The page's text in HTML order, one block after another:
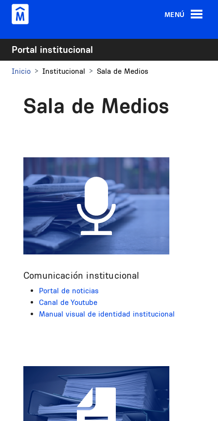
Pasar al contenido principal
MENÚ
Portal institucional
Inicio Institucional Sala de Medios
Sala de Medios
Comunicación institucional
Portal de noticias
Canal de Youtube
Manual visual de identidad institucional